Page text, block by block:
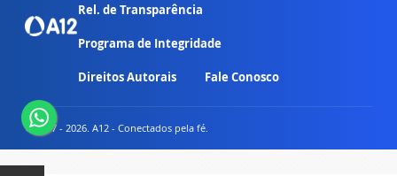
Rel. de Transparência
Programa de Integridade
Direitos Autorais Fale Conosco
© 2007 - 2026. A12 - Conectados pela fé.